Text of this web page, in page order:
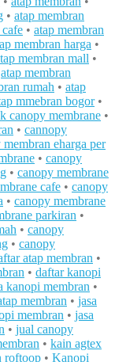
• atap membran
• atap membran
membran harga •
membran mall •
atap membran
rumah • atap
mmebran bogor•
canopy membrane •
• cannopy
membran eharga per
• canopy
• canopy membrane
cafe • canopy
• canopy membrane
parkiran •
• canopy
• canopy
atap membran •
• daftar kanopi
kanopi membran •
membran • jasa
membran • jasa
• jual canopy
• kain agtex
roftoop • Kanopi